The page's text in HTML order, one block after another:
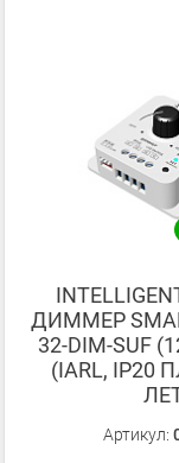
на наш счет в
ДИММЕР
32-DIM-SUF
(IARL, IP20
Артикул: